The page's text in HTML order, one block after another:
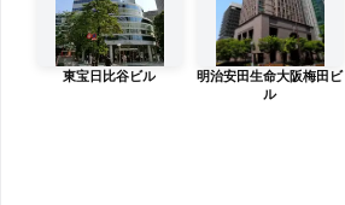
東宝日比谷ビル
明治安田生命大阪梅田ビ
ル